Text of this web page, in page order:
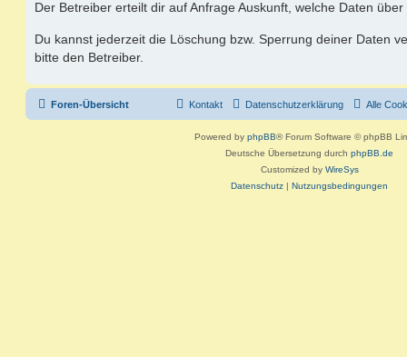
Der Betreiber erteilt dir auf Anfrage Auskunft, welche Daten
Du kannst jederzeit die Löschung bzw. Sperrung deiner Daten
bitte den Betreiber.
Foren-Übersicht Alle
Datenschutzerklärung
Kontakt
Powered by phpBB® Forum Software © phpBB
Deutsche Übersetzung durch phpBB.de
Customized by WireSys
Datenschutz | Nutzungsbedingungen